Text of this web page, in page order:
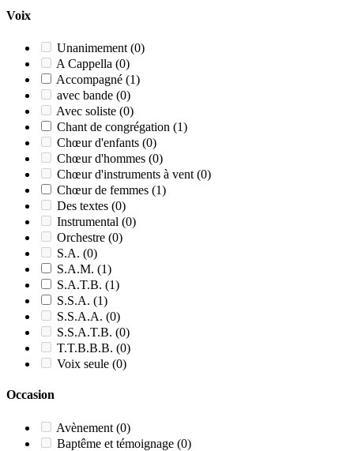
Voix
Unanimement (0)
A Cappella (0)
Accompagné (1)
avec bande (0)
Avec soliste (0)
Chant de congrégation (1)
Chœur d'enfants (0)
Chœur d'hommes (0)
Chœur d'instruments à vent (0)
Chœur de femmes (1)
Des textes (0)
Instrumental (0)
Orchestre (0)
S.A. (0)
S.A.M. (1)
S.A.T.B. (1)
S.S.A. (1)
S.S.A.A. (0)
S.S.A.T.B. (0)
T.T.B.B.B. (0)
Voix seule (0)
Occasion
Avènement (0)
Baptême et témoignage (0)